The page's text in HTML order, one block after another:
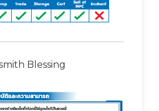
Blessing